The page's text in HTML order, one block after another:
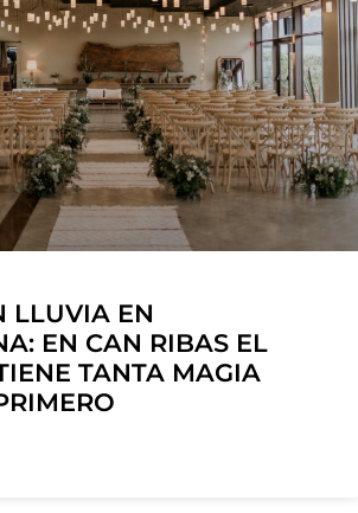
LLUVIA EN
EN CAN RIBAS EL
TANTA MAGIA